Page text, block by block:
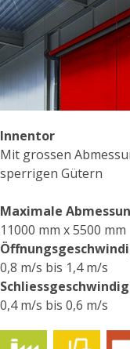
Innentor
Mit grossen
sperrigen Gütern
Maximale
11000 mm x 5500 mm
0,8 m/s bis 1,4 m/s
0,4 m/s bis 0,6 m/s